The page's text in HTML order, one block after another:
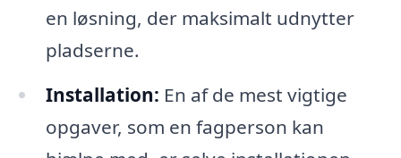
en løsning, der maksimalt udnytter
pladserne.
Installation: En af de mest vigtige
opgaver, som en fagperson kan